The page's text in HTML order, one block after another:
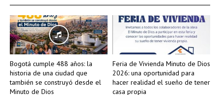
Bogotá cumple 488 años: la
historia de una ciudad que
también se construyó desde el
Minuto de Dios
Feria de Vivienda Minuto de Dios
2026: una oportunidad para
hacer realidad el sueño de tener
casa propia